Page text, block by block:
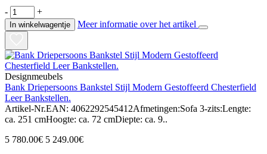
- +
In winkelwagentje Meer informatie over het artikel
Designmeubels
Bank Driepersoons Bankstel Stijl Modern Gestoffeerd Chesterfield
Leer Bankstellen.
Artikel-Nr.EAN: 4062292545412Afmetingen:Sofa 3-zits:Lengte:
ca. 251 cmHoogte: ca. 72 cmDiepte: ca. 9..
5 780.00€ 5 249.00€